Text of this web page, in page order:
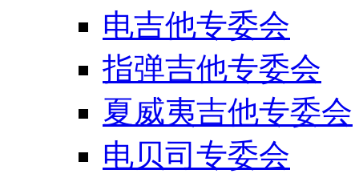
电吉他专委会
指弹吉他专委会
夏威夷吉他专委会
电贝司专委会